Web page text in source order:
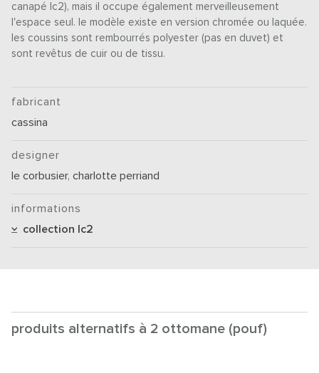
canapé lc2), mais il occupe également merveilleusement
l'espace seul. le modèle existe en version chromée ou laquée.
les coussins sont rembourrés polyester (pas en duvet) et
sont revêtus de cuir ou de tissu.
fabricant
cassina
designer
le corbusier,charlotte perriand
informations
collection lc2
produits alternatifs à 2 ottomane (pouf)